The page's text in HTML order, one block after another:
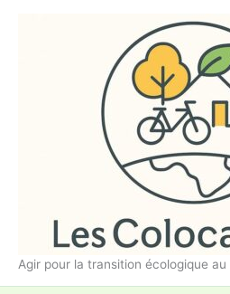
Agir pour la transition écologique